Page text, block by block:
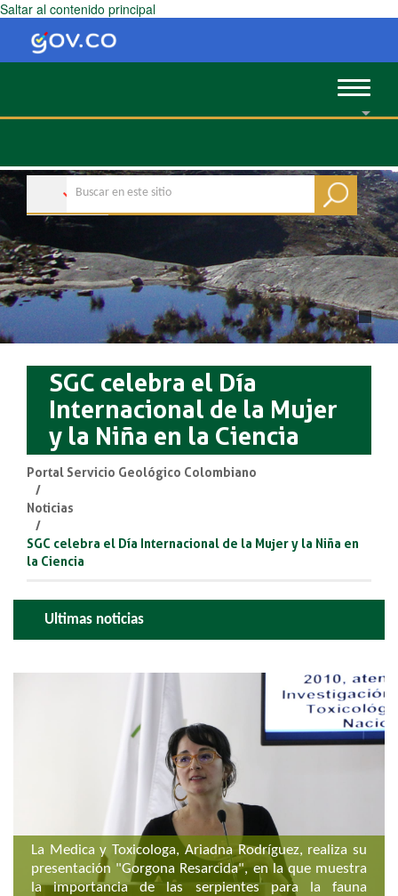
Saltar al contenido principal
Toggle
SGC celebra el Día
Internacional de la Mujer
y la Niña en la Ciencia
Portal Servicio Geológico Colombiano
Noticias
SGC celebra el Día Internacional de la Mujer y la Niña en
la Ciencia
Ultimas noticias
​La Medica y Toxicologa, Ariadna Rodríguez, realiza su
presentación "Gorgona Resarcida", en la que muestra
la importancia de las serpientes para la fauna